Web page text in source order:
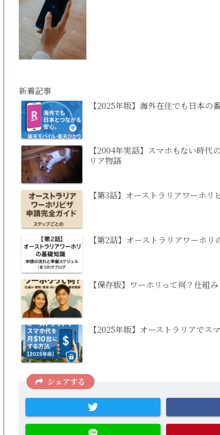
新着記事
【2025年版】海外在住でも日本
【2004年実話】スマホもない時
リア物語
【第3話】オーストラリアワーホ
【第2話】オーストラリアワーホ
【保存版】ワーホリって何？仕組
【2025年版】オーストラリアで
シェアする